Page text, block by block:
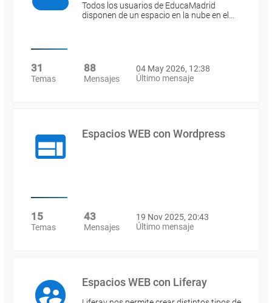
Todos los usuarios de EducaMadrid
disponen de un espacio en la nube en el…
31
Temas
88
Mensajes
04 May 2026, 12:38
Último mensaje
Espacios WEB con Wordpress
15
Temas
43
Mensajes
19 Nov 2025, 20:43
Último mensaje
Espacios WEB con Liferay